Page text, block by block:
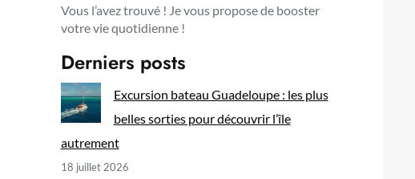
Vous l’avez trouvé ! Je vous propose de booster
votre vie quotidienne !
Derniers posts
Excursion bateau Guadeloupe : les plus
belles sorties pour découvrir l’île
autrement
18 juillet 2026